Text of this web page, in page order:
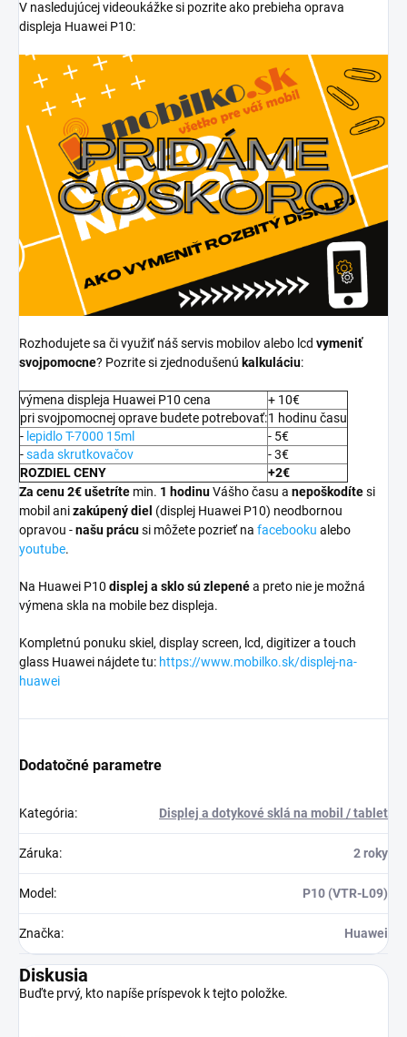
V nasledujúcej videoukážke si pozrite ako prebieha oprava
displeja Huawei P10:
Rozhodujete sa či využiť náš servis mobilov alebo lcd vymeniť
svojpomocne? Pozrite si zjednodušenú kalkuláciu:
výmena displeja Huawei P10 cena
+ 10€
pri svojpomocnej oprave budete potrebovať:1 hodinu času
- lepidlo T-7000 15ml
- 5€
-sada skrutkovačov
- 3€
ROZDIEL CENY
+2€
Za cenu 2€ ušetríte min. 1 hodinuVášho času a nepoškodítesi
mobil anizakúpený diel (displej Huawei P10) neodbornou
opravou -našu prácusi môžete pozrieť na facebooku alebo
youtube.
Na Huawei P10 displej a sklo sú zlepenéa preto nie je možná
výmena skla na mobile bez displeja.
Kompletnú ponuku skiel, display screen, lcd, digitizer a touch
glass Huawei nájdete tu: https://www.mobilko.sk/displej-na-
huawei
Dodatočné parametre
Kategória: Displej a dotykové sklá na mobil / tablet
Záruka: 2 roky
Model : P10 (VTR-L09)
Značka: Huawei
Diskusia
Buďte prvý, kto napíše príspevok k tejto položke.